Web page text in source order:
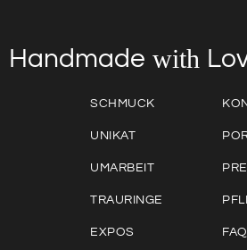
Handmade with
SCHMUCK
UNIKAT
UMARBEIT
TRAURINGE
EXPOS FAQ